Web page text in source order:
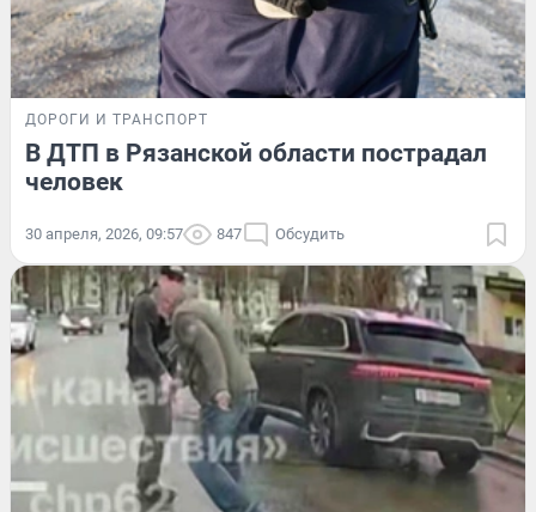
ДОРОГИ И ТРАНСПОРТ
В ДТП в Рязанской области пострадал
человек
30 апреля, 2026, 09:57 847 Обсудить